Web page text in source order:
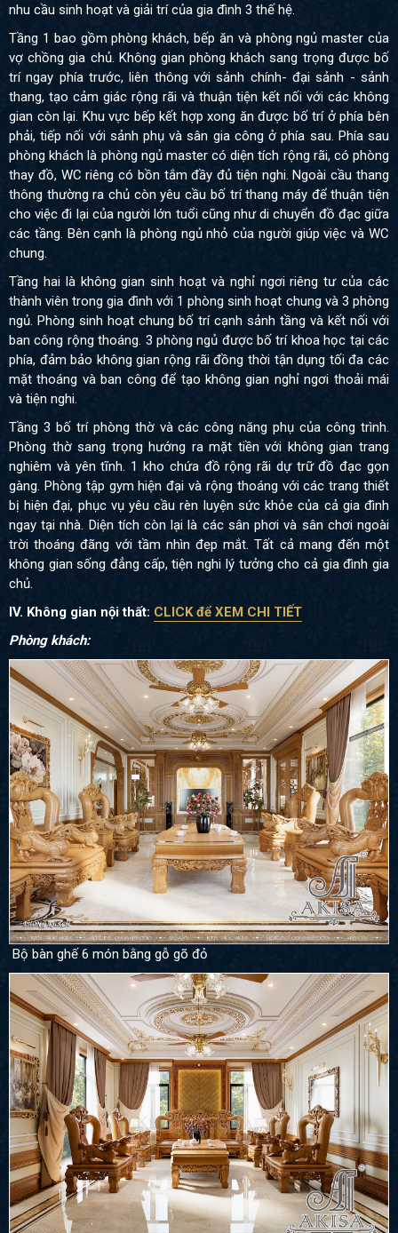
nhu cầu sinh hoạt và giải trí của gia đình 3 thế hệ.
Tầng 1 bao gồm phòng khách, bếp ăn và phòng ngủ master của
vợ chồng gia chủ. Không gian phòng khách sang trọng được bố
trí ngay phía trước, liên thông với sảnh chính- đại sảnh - sảnh
thang, tạo cảm giác rộng rãi và thuận tiện kết nối với các không
gian còn lại. Khu vực bếp kết hợp xong ăn được bố trí ở phía bên
phải, tiếp nối với sảnh phụ và sân gia công ở phía sau. Phía sau
phòng khách là phòng ngủ master có diện tích rộng rãi, có phòng
thay đồ, WC riêng có bồn tắm đầy đủ tiện nghi. Ngoài cầu thang
thông thường ra chủ còn yêu cầu bố trí thang máy để thuận tiện
cho việc đi lại của người lớn tuổi cũng như di chuyển đồ đạc giữa
các tầng. Bên cạnh là phòng ngủ nhỏ của người giúp việc và WC
chung.
Tầng hai là không gian sinh hoạt và nghỉ ngơi riêng tư của các
thành viên trong gia đình với 1 phòng sinh hoạt chung và 3 phòng
ngủ. Phòng sinh hoạt chung bố trí cạnh sảnh tầng và kết nối với
ban công rộng thoáng. 3 phòng ngủ được bố trí khoa học tại các
phía, đảm bảo không gian rộng rãi đồng thời tận dụng tối đa các
mặt thoáng và ban công để tạo không gian nghỉ ngơi thoải mái
và tiện nghi.
Tầng 3 bố trí phòng thờ và các công năng phụ của công trình.
Phòng thờ sang trọng hướng ra mặt tiền với không gian trang
nghiêm và yên tĩnh. 1 kho chứa đồ rộng rãi dự trữ đồ đạc gọn
gàng. Phòng tập gym hiện đại và rộng thoáng với các trang thiết
bị hiện đại, phục vụ yêu cầu rèn luyện sức khỏe của cả gia đình
ngay tại nhà. Diện tích còn lại là các sân phơi và sân chơi ngoài
trời thoáng đãng với tầm nhìn đẹp mắt. Tất cả mang đến một
không gian sống đẳng cấp, tiện nghi lý tưởng cho cả gia đình gia
chủ.
IV. Không gian nội thất: CLICK để XEM CHI TIẾT
Phòng khách:
Bộ bàn ghế 6 món bằng gỗ gõ đỏ